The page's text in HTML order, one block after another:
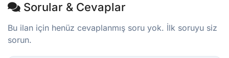
Sorular & Cevaplar
Bu ilan için henüz cevaplanmış soru yok. İlk soruyu siz
sorun.